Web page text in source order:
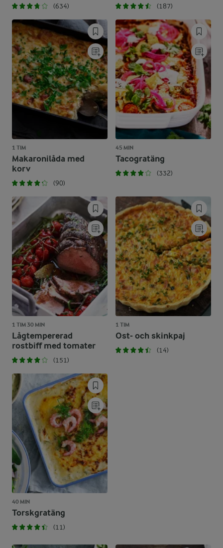
(634) (187)
1 TIM
Makaronilåda med
korv
(90)
45 MIN
Tacogratäng
(332)
1 TIM 30 MIN
Lågtempererad
rostbiff med tomater
(151)
1 TIM
Ost- och skinkpaj
(14)
40 MIN
Torskgratäng
(11)